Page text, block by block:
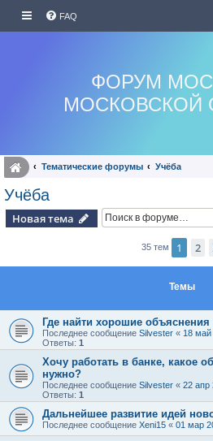
FAQ
ФОРУМ
МОСКОВСКОЙ
Тематические форумы Учёба
Учёба
Новая тема
35 тем 1 2
Темы
Где найти хорошие
Последнее сообщение Silvester « 18 май
Ответы: 1
Хочу работать в банке, какое
нужно?
Последнее сообщение Silvester « 22 апр
Ответы: 1
Дальнейшее развитие идей
Последнее сообщение Xeni15 « 01 мар